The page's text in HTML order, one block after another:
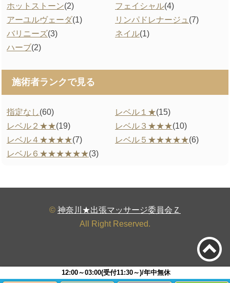
ホットストーン(2) フェイシャル(4)
アーユルヴェーダ(1) リンパドレナージュ (7)
バリニーズ(3) ネイル(1)
ハーブ(2)
施術者ランクで見る
指定なし(60) レベル１★(15)
レベル２★★(19) レベル３★★★(10)
レベル４★★★★(7) レベル５★★★★★(6)
レベル６★★★★★★(3)
© 神奈川★出張マッサージ委員会Ｚ
All Right Reserved.
12:00～03:00(受付11:30～)/年中無休